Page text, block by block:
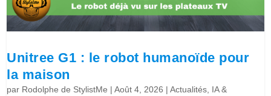
Unitree G1 : le robot humanoïde pour
la maison
par Rodolphe de StylistMe |Août 4, 2026 |Actualités, IA &